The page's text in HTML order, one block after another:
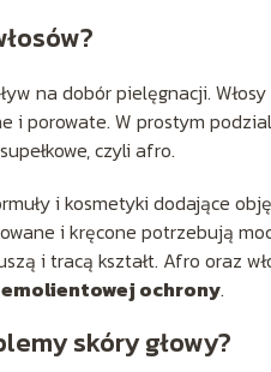
na dobór pielęgnacji.
i porowate. W prostym
czyli afro.
i kosmetyki dodające
i kręcone potrzebują
i tracą kształt. Afro oraz
emolientowej ochrony.
skóry głowy?